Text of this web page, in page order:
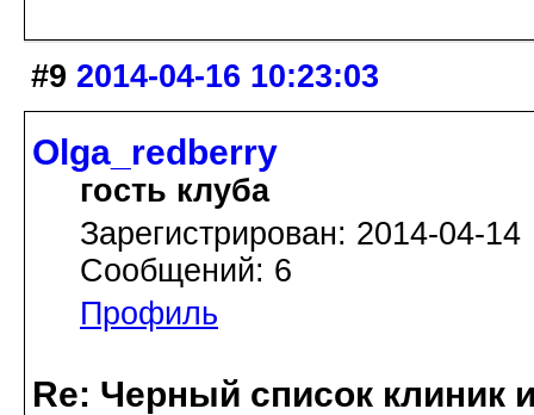
#9 2014-04-16 10:23:03
Olga_redberry
гость клуба
Зарегистрирован: 2014-04-14
Сообщений: 6
Профиль
Re: Черный список клиник